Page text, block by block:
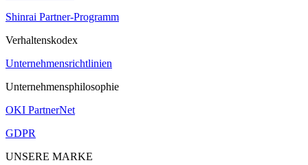
Shinrai Partner-Programm
Verhaltenskodex
Unternehmensrichtlinien
Unternehmensphilosophie
OKI PartnerNet
GDPR
UNSERE MARKE